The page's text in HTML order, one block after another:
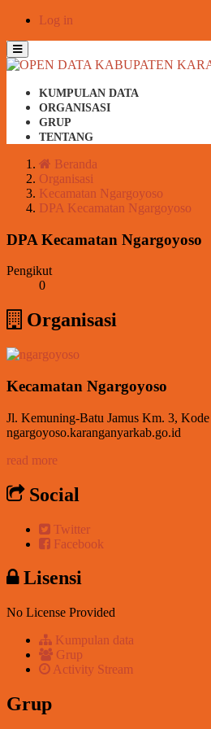
Skip
content
Log in
Toggle
navigation
KUMPULAN DATA
ORGANISASI
GRUP
TENTANG
Beranda
Organisasi
Kecamatan Ngargoyoso
DPA Kecamatan Ngargoyoso
DPA Kecamatan Ngargoyoso
Pengikut
0
Organisasi
Kecamatan Ngargoyoso
Jl. Kemuning-Batu Jamus Km. 3, Kode
ngargoyoso.karanganyarkab.go.id
read more
Social
Twitter
Facebook
Lisensi
No License Provided
Kumpulan data
Grup
Activity Stream
Grup